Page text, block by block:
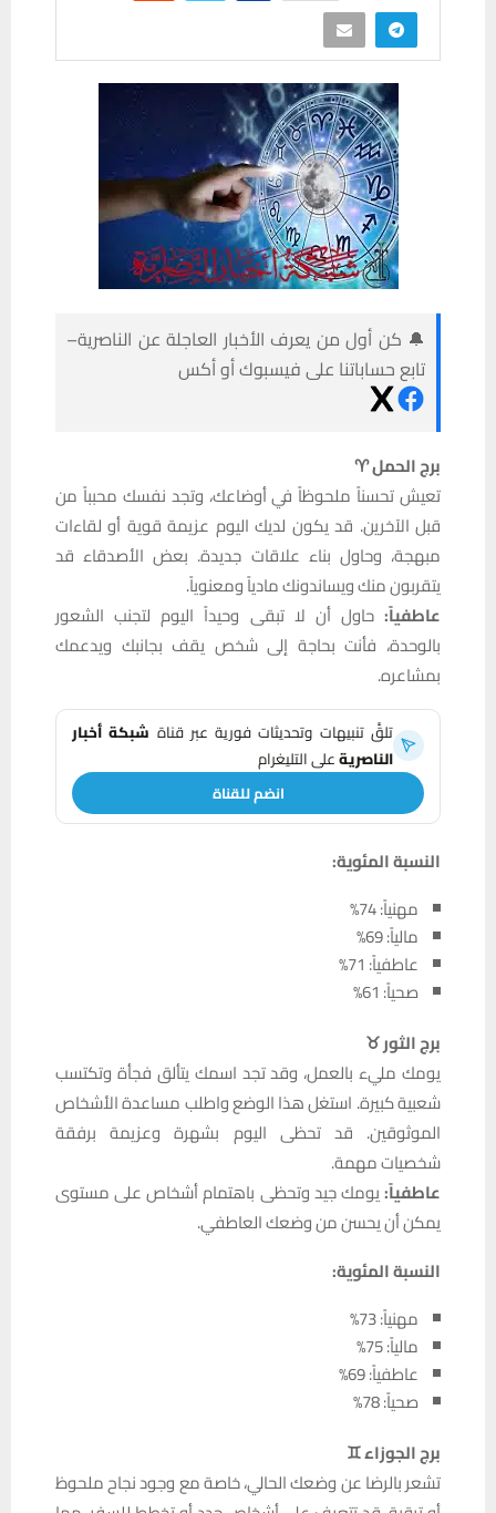
🔔 كن أول من يعرف الأخبار العاجلة عن الناصرية–
تابع حساباتنا على فيسبوك أو أكس
برج الحمل ♈
تعيش تحسناً ملحوظاً في أوضاعك، وتجد نفسك محبباً من
قبل الآخرين. قد يكون لديك اليوم عزيمة قوية أو لقاءات
مبهجة، وحاول بناء علاقات جديدة. بعض الأصدقاء قد
يتقربون منك ويساندونك مادياً ومعنوياً.
عاطفياً: حاول أن لا تبقى وحيداً اليوم لتجنب الشعور
بالوحدة، فأنت بحاجة إلى شخص يقف بجانبك ويدعمك
بمشاعره.
تلقَّ تنبيهات وتحديثات فورية عبر قناة شبكة أخبار
الناصريةعلى التليغرام
انضم للقناة
النسبة المئوية:
مهنياً: 74%
مالياً: 69%
عاطفياً: 71%
صحياً: 61%
برج الثور ♉
يومك مليء بالعمل، وقد تجد اسمك يتألق فجأة وتكتسب
شعبية كبيرة. استغل هذا الوضع واطلب مساعدة الأشخاص
الموثوقين. قد تحظى اليوم بشهرة وعزيمة برفقة
شخصيات مهمة.
عاطفياً:يومك جيد وتحظى باهتمام أشخاص على مستوى
يمكن أن يحسن من وضعك العاطفي.
النسبة المئوية:
مهنياً: 73%
مالياً: 75%
عاطفياً: 69%
صحياً: 78%
برج الجوزاء ♊
تشعر بالرضا عن وضعك الحالي، خاصة مع وجود نجاح ملحوظ